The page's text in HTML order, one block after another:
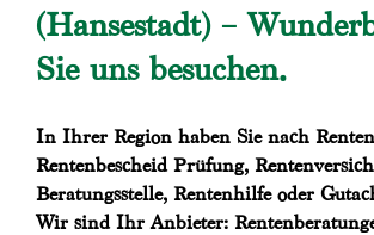
(Hansestadt) –
Sie uns besuchen.
In Ihrer Region haben Sie nach
Rentenbescheid Prüfung,
Beratungsstelle, Rentenhilfe oder
Wir sind Ihr Anbieter: